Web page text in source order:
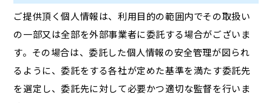
ご提供頂く個人情報は、利用目的の範囲内でその取扱い
の一部又は全部を外部事業者に委託する場合がございま
す。その場合は、委託した個人情報の安全管理が図られ
るように、委託をする各社が定めた基準を満たす委託先
を選定し、委託先に対して必要かつ適切な監督を行いま